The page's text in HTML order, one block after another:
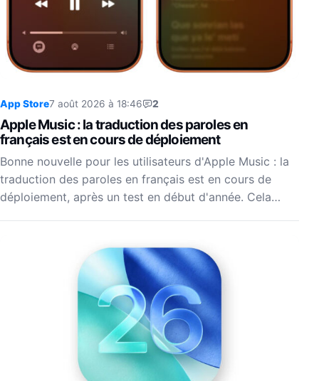
App Store7 août 2026 à 18:46 2
Apple Music : la traduction des paroles en
français est en cours de déploiement
Bonne nouvelle pour les utilisateurs d'Apple Music : la
traduction des paroles en français est en cours de
déploiement, après un test en début d'année. Cela…